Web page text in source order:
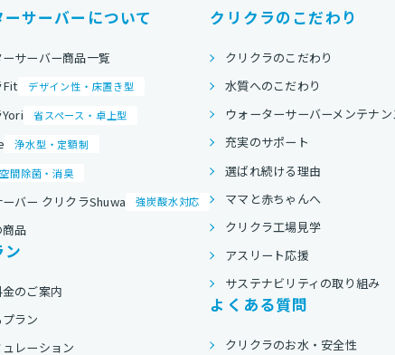
ーサーバーについて
サーバー商品一覧
Fit
デザイン性・床置き型
省スペース・卓上型
浄水型・定額制
空間除菌・消臭
バー クリクラShuwa 強炭酸水対応
品
のご案内
ラン
レーション
クリクラのこだわり
クリクラのこだわり
水質へのこだわり
ウォーターサーバーメンテナ
充実のサポート
選ばれ続ける理由
ママと赤ちゃんへ
クリクラ工場見学
アスリート応援
サステナビリティの取り組み
よくある質問
クリクラのお水・安全性